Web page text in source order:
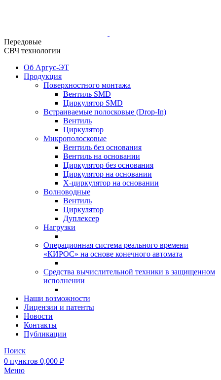
Передовые
СВЧ технологии
Об Аргус-ЭТ
Продукция
Поверхностного монтажа
Вентиль SMD
Циркулятор SMD
Встраиваемые полосковые (Drop-In)
Вентиль
Циркулятор
Микрополосковые
Вентиль без основания
Вентиль на основании
Циркулятор без основания
Циркулятор на основании
Х-циркулятор на основании
Волноводные
Вентиль
Циркулятор
Дуплексер
Нагрузки
Операционная система реального времени
«КИРОС» на основе конечного автомата
Средства вычислительной техники в защищенном
исполнении
Наши возможности
Лицензии и патенты
Новости
Контакты
Публикации
Поиск
0 пунктов 0,000 ₽
Меню